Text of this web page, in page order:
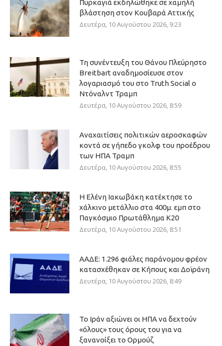
Πυρκαγιά εκδηλώθηκε σε χαμηλή
βλάστηση στον Κουβαρά Αττικής
Δευτέρα, 10 Αυγούστου 2026, 9:23
Τη συνέντευξη του Θάνου Πλεύρηστο
Breitbart αναδημοσίευσε στον
λογαριασμό του στο Truth Social ο
Ντόναλντ Τραμπ
Δευτέρα, 10 Αυγούστου 2026, 8:59
Αναχαιτίσεις πολιτικών αεροσκαφών
κοντά σε γήπεδο γκολφ του προέδρου
των ΗΠΑ Τραμπ
Δευτέρα, 10 Αυγούστου 2026, 8:55
Η Ελένη Ιακωβάκη κατέκτησε το
χάλκινο μετάλλιο στα 400μ. εμπ στο
Παγκόσμιο Πρωτάθλημα Κ20
Δευτέρα, 10 Αυγούστου 2026, 8:51
ΑΑΔΕ: 1.296 φιάλες παράνομου φρέον
κατασχέθηκαν σε Κήπους και Δοϊράνη
Δευτέρα, 10 Αυγούστου 2026, 8:49
Το Ιράν αξιώνει οι ΗΠΑ να δεχτούν
«όλους» τους όρους του για να
ξανανοίξει το Ορμούζ